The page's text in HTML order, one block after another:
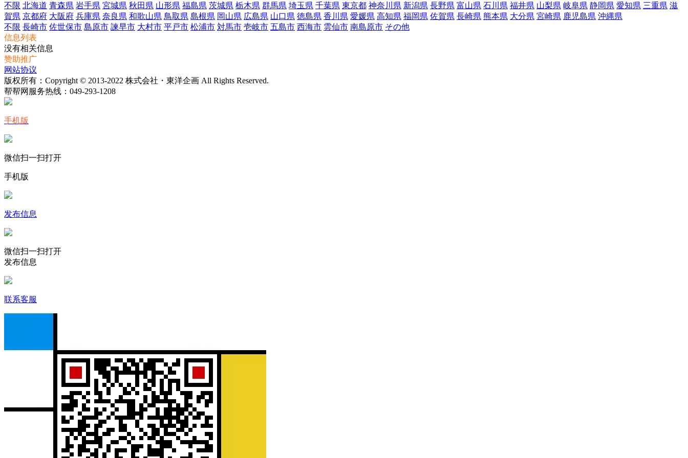
不限 北海道 青森県 岩手県 宮城県 秋田県 山形県 福島県 茨城県 栃木県 群馬県 埼玉県 千葉県 東京都 神奈川県 新潟県 長野県 富山県 石川県 福井県 山梨県 岐阜県 静岡県 愛知県 三重県 滋
賀県 京都府 大阪府 兵庫県 奈良県 和歌山県 鳥取県 島根県 岡山県 広島県 山口県 徳島県 香川県 愛媛県 高知県 福岡県 佐賀県 長崎県 熊本県 大分県 宮崎県 鹿児島県 沖縄県
不限 長崎市 佐世保市 島原市 諫早市 大村市 平戸市 松浦市 対馬市 壱岐市 五島市 西海市 雲仙市 南島原市 その他
信息列表
没有相关信息
赞助推广
网站协议
版权所有：Copyright © 2013-2022 株式会社・東洋企画 All Rights Reserved.
帮帮网服务热线： 049-293-1208
手机版
微信扫一扫打开
手机版
发布信息
微信扫一扫打开
发布信息
联系客服